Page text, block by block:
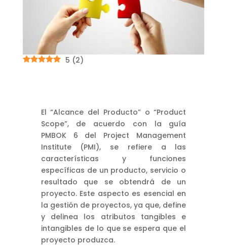
5 (2)
El “Alcance del Producto” o “Product
Scope”, de acuerdo con la guía
PMBOK 6 del Project Management
Institute (PMI), se refiere a las
características y funciones
específicas de un producto, servicio o
resultado que se obtendrá de un
proyecto. Este aspecto es esencial en
la gestión de proyectos, ya que, define
y delinea los atributos tangibles e
intangibles de lo que se espera que el
proyecto produzca.